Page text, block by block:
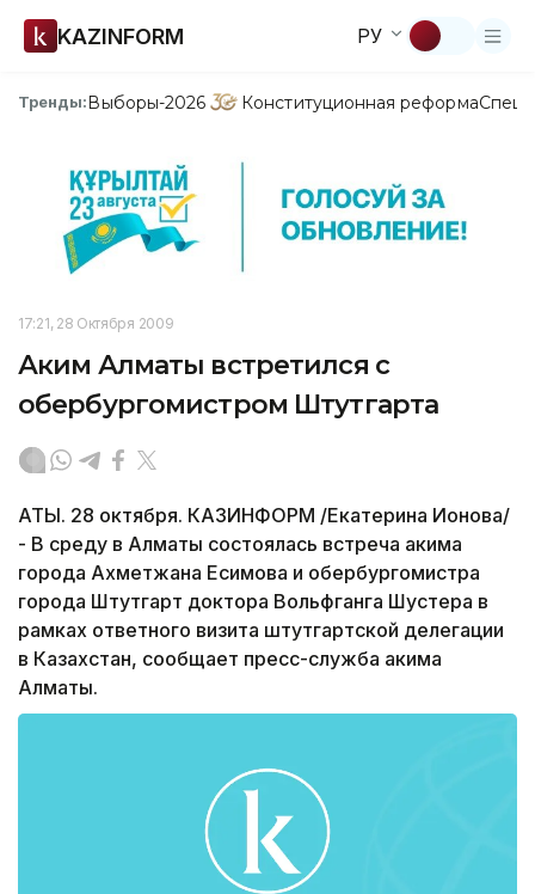
KAZINFORM РУ
Тренды:Выборы-2026 Конституционная реформа
17:21, 28 Октября 2009
Аким Алматы встретился с
обербургомистром Штутгарта
АТЫ. 28 октября. КАЗИНФОРМ /Екатерина Ионова/
- В среду в Алматы состоялась встреча акима
города Ахметжана Есимова и обербургомистра
города Штутгарт доктора Вольфганга Шустера в
рамках ответного визита штутгартской делегации
в Казахстан, сообщает пресс-служба акима
Алматы.